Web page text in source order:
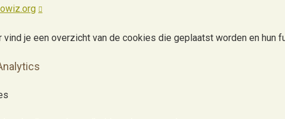
vind je een overzicht van de cookies die geplaatst worden en hun